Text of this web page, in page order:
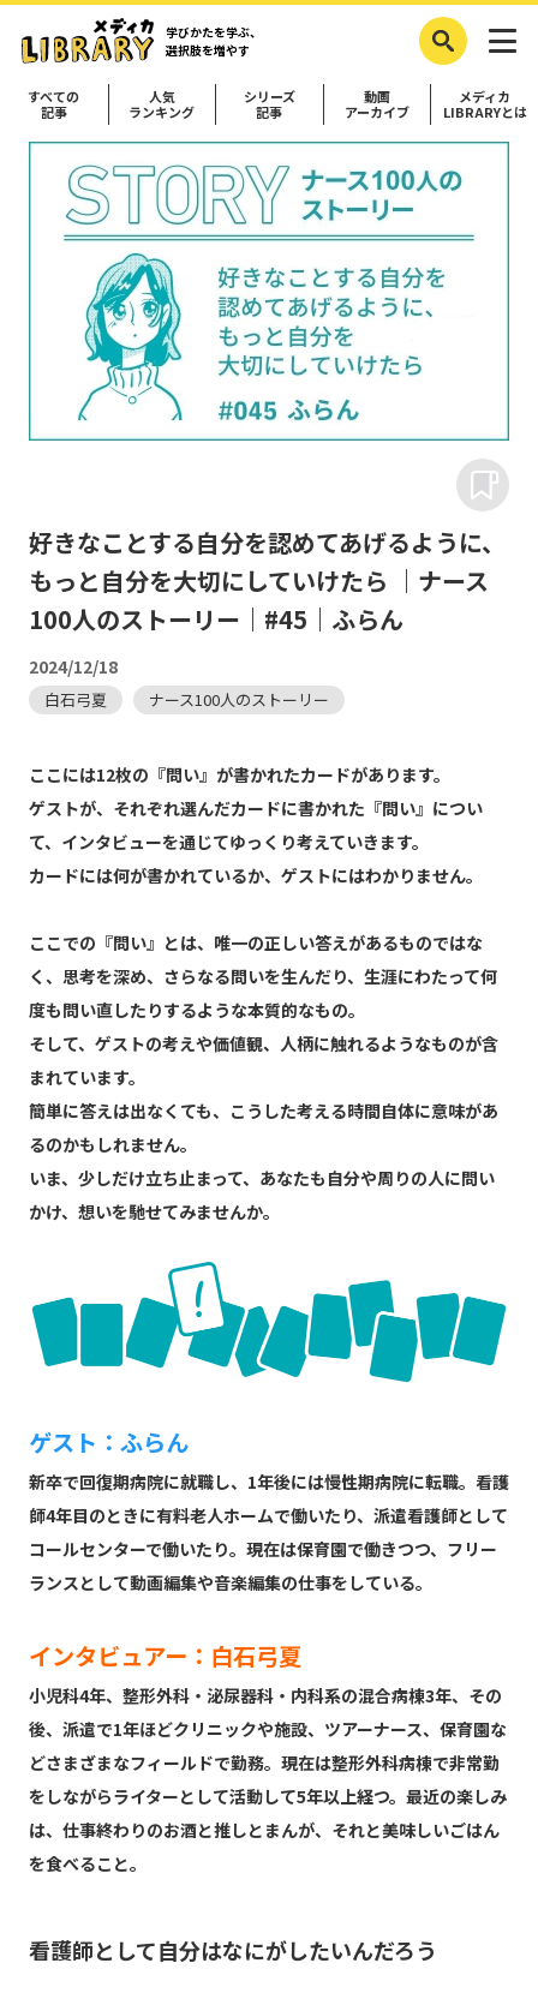
学びかたを学ぶ、
選択肢を増やす
すべての
記事
人気
ランキング
シリーズ
記事
動画
アーカイブ
メディカ
LIBRARYとは
好きなことする自分を認めてあげるように、
もっと自分を大切にしていけたら ｜ナース
100人のストーリー｜#45｜ふらん
2024/12/18
白石弓夏 ナース100人のストーリー
ここには12枚の『問い』が書かれたカードがあります。
ゲストが、それぞれ選んだカードに書かれた『問い』につい
て、インタビューを通じてゆっくり考えていきます。
カードには何が書かれているか、ゲストにはわかりません。
ここでの『問い』とは、唯一の正しい答えがあるものではな
く、思考を深め、さらなる問いを生んだり、生涯にわたって何
度も問い直したりするような本質的なもの。
そして、ゲストの考えや価値観、人柄に触れるようなものが含
まれています。
簡単に答えは出なくても、こうした考える時間自体に意味があ
るのかもしれません。
いま、少しだけ立ち止まって、あなたも自分や周りの人に問い
かけ、想いを馳せてみませんか。
ゲスト：ふらん
新卒で回復期病院に就職し、1年後には慢性期病院に転職。看護
師4年目のときに有料老人ホームで働いたり、派遣看護師として
コールセンターで働いたり。現在は保育園で働きつつ、フリー
ランスとして動画編集や音楽編集の仕事をしている。
インタビュアー：白石弓夏
小児科4年、整形外科・泌尿器科・内科系の混合病棟3年、その
後、派遣で1年ほどクリニックや施設、ツアーナース、保育園な
どさまざまなフィールドで勤務。現在は整形外科病棟で非常勤
をしながらライターとして活動して5年以上経つ。最近の楽しみ
は、仕事終わりのお酒と推しとまんが、それと美味しいごはん
を食べること。
看護師として自分はなにがしたいんだろう